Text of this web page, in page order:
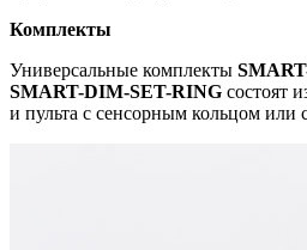
Комплекты
Универсальные комплекты
SMART-DIM-SET-RING состоят
и пульта с сенсорным кольцом или